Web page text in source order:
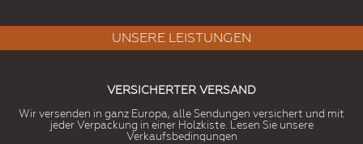
UNSERE LEISTUNGEN
VERSICHERTER VERSAND
Wir versenden in ganz Europa, alle Sendungen versichert und mit
jeder Verpackung in einer Holzkiste. Lesen Sie unsere
Verkaufsbedingungen